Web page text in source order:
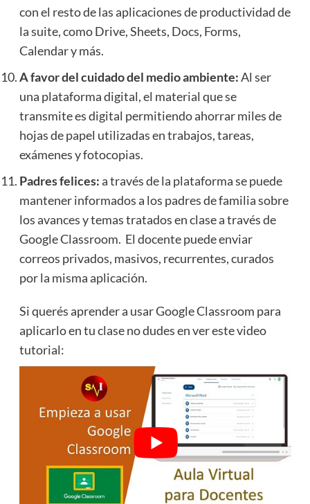
con el resto de las aplicaciones de productividad de
la suite, como Drive, Sheets, Docs, Forms,
Calendar y más.
A favor del cuidado del medio ambiente:Al ser
una plataforma digital, el material que se
transmite es digital permitiendo ahorrar miles de
hojas de papel utilizadas en trabajos, tareas,
exámenes y fotocopias.
Padres felices:a través de la plataforma se puede
mantener informados a los padres de familia sobre
los avances y temas tratados en clase a través de
Google Classroom. El docente puede enviar
correos privados, masivos, recurrentes, curados
por la misma aplicación.
Si querés aprender a usar Google Classroom para
aplicarlo en tu clase no dudes en ver este video
tutorial: